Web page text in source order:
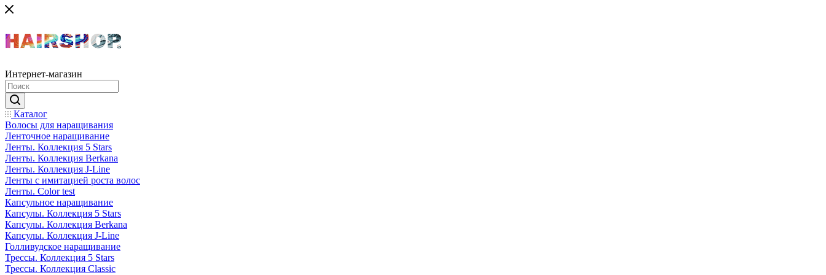
Интернет-магазин
Каталог
Волосы для наращивания
Ленточное наращивание
Ленты. Коллекция 5 Stars
Ленты. Коллекция Berkana
Ленты. Коллекция J-Line
Ленты с имитацией роста волос
Ленты. Color test
Капсульное наращивание
Капсулы. Коллекция 5 Stars
Капсулы. Коллекция Berkana
Капсулы. Коллекция J-Line
Голливудское наращивание
Трессы. Коллекция 5 Stars
Трессы. Коллекция Classic